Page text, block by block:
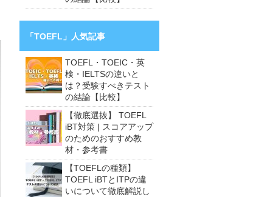
「TOEFL」人気記事
TOEFL・TOEIC・英
検・IELTSの違いと
は？受験すべきテスト
の結論【比較】
【徹底選抜】 TOEFL
iBT対策 | スコアアップ
のためのおすすめ教
材・参考書
【TOEFLの種類】
TOEFL iBTとITPの違
いについて徹底解説し